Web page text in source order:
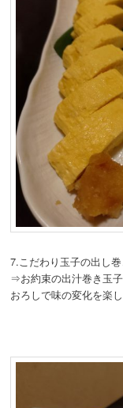
7.こだわり玉子の出し巻
⇒お約束の出汁巻き玉
おろしで味の変化を楽